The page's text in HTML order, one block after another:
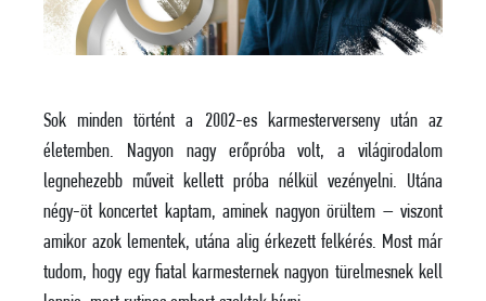
Sok minden történt a 2002-es karmesterverseny után az
életemben. Nagyon nagy erőpróba volt, a világirodalom
legnehezebb műveit kellett próba nélkül vezényelni. Utána
négy-öt koncertet kaptam, aminek nagyon örültem – viszont
amikor azok lementek, utána alig érkezett felkérés. Most már
tudom, hogy egy fiatal karmesternek nagyon türelmesnek kell